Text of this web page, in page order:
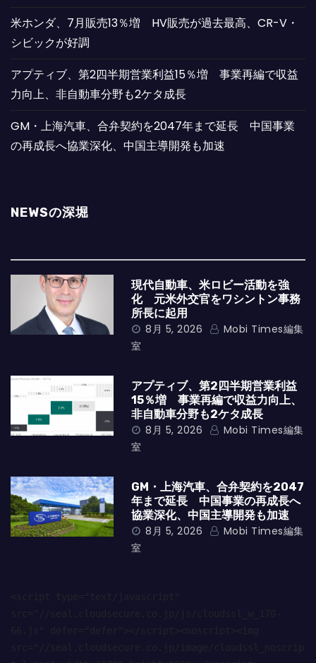
米ホンダ、7月販売13％増 HV販売が過去最高、CR-V・
シビックが好調
アプティブ、第2四半期営業利益15％増 事業再編で収益
力向上、非自動車分野も2ケタ成長
GM・上海汽車、合弁契約を2047年まで延長 中国事業
の再成長へ協業深化、中国主導開発も加速
NEWSの深堀
現代自動車、米ロビー活動を強
化 元米外交官をワシントン事務
所長に起用
8月 5, 2026
Mobi Times編集
室
アプティブ、第2四半期営業利益
15％増 事業再編で収益力向上、
非自動車分野も2ケタ成長
8月 5, 2026
Mobi Times編集
室
GM・上海汽車、合弁契約を2047
年まで延長 中国事業の再成長へ
協業深化、中国主導開発も加速
8月 5, 2026
Mobi Times編集
室